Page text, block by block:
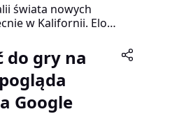
świata nowych
w Kalifornii. Elon
globu, stanął
wartym nawet 150
tylko starcie
osoba
Gonzalez
przebiegiem
do gry na
Google